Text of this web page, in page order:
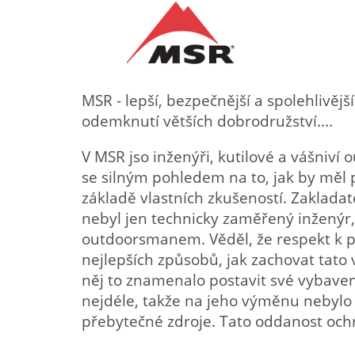
MSR - lepší, bezpečnější a
odemknutí větších dobrodružství....
V MSR jso inženýři, kutilové a vášniví
se silným pohledem na to, jak by měl
základě vlastních zkušeností.
nebyl jen technicky zaměřený
outdoorsmanem. Věděl, že respekt k
nejlepších způsobů, jak zachovat tato
něj to znamenalo postavit své
nejdéle, takže na jeho výměnu
přebytečné zdroje. Tato oddanost